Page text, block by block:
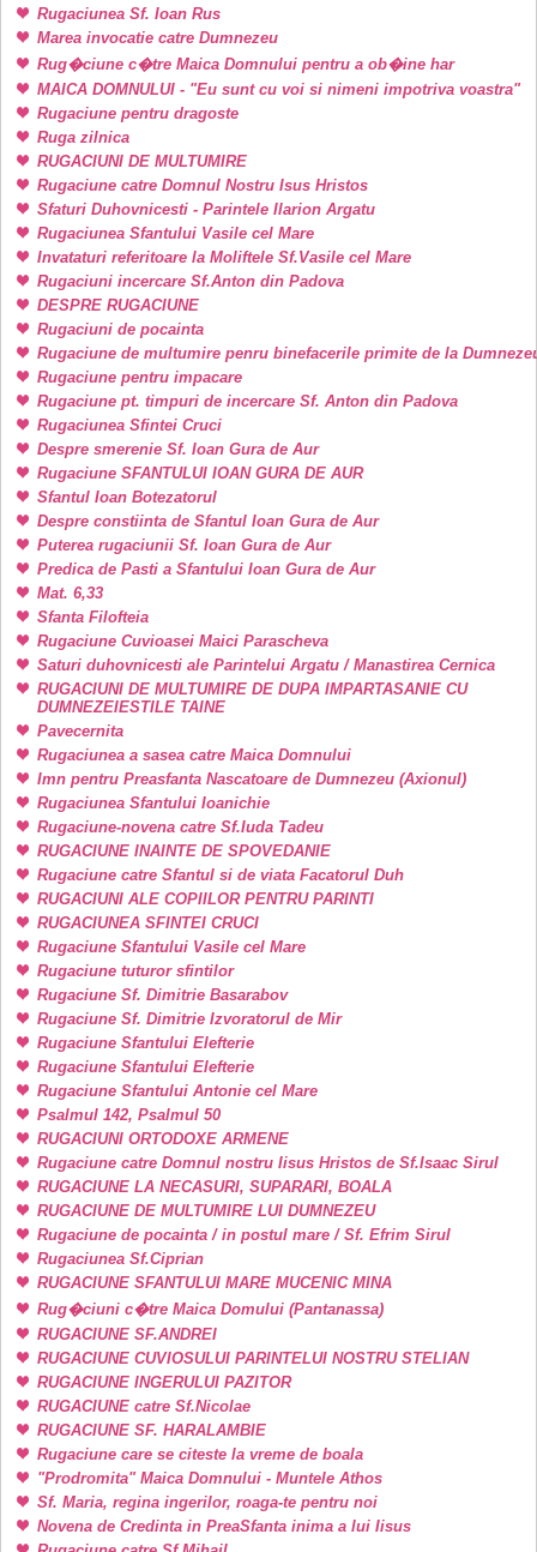
Rugaciunea Sf. Ioan Rus
Marea invocatie catre Dumnezeu
Rug�ciune c�tre Maica Domnului pentru a ob�ine har
MAICA DOMNULUI - "Eu sunt cu voi si nimeni impotriva voastra"
Rugaciune pentru dragoste
Ruga zilnica
RUGACIUNI DE MULTUMIRE
Rugaciune catre Domnul Nostru Isus Hristos
Sfaturi Duhovnicesti - Parintele Ilarion Argatu
Rugaciunea Sfantului Vasile cel Mare
Invataturi referitoare la Moliftele Sf.Vasile cel Mare
Rugaciuni incercare Sf.Anton din Padova
DESPRE RUGACIUNE
Rugaciuni de pocainta
Rugaciune de multumire penru binefacerile primite de la
Rugaciune pentru impacare
Rugaciune pt. timpuri de incercare Sf. Anton din Padova
Rugaciunea Sfintei Cruci
Despre smerenie Sf. Ioan Gura de Aur
Rugaciune SFANTULUI IOAN GURA DE AUR
Sfantul Ioan Botezatorul
Despre constiinta de Sfantul Ioan Gura de Aur
Puterea rugaciunii Sf. Ioan Gura de Aur
Predica de Pasti a Sfantului Ioan Gura de Aur
Mat. 6,33
Sfanta Filofteia
Rugaciune Cuvioasei Maici Parascheva
Saturi duhovnicesti ale Parintelui Argatu / Manastirea Cernica
RUGACIUNI DE MULTUMIRE DE DUPA IMPARTASANIE CU
DUMNEZEIESTILE TAINE
Pavecernita
Rugaciunea a sasea catre Maica Domnului
Imn pentru Preasfanta Nascatoare de Dumnezeu (Axionul)
Rugaciunea Sfantului Ioanichie
Rugaciune-novena catre Sf.Iuda Tadeu
RUGACIUNE INAINTE DE SPOVEDANIE
Rugaciune catre Sfantul si de viata Facatorul Duh
RUGACIUNI ALE COPIILOR PENTRU PARINTI
RUGACIUNEA SFINTEI CRUCI
Rugaciune Sfantului Vasile cel Mare
Rugaciune tuturor sfintilor
Rugaciune Sf. Dimitrie Basarabov
Rugaciune Sf. Dimitrie Izvoratorul de Mir
Rugaciune Sfantului Elefterie
Rugaciune Sfantului Elefterie
Rugaciune Sfantului Antonie cel Mare
Psalmul 142, Psalmul 50
RUGACIUNI ORTODOXE ARMENE
Rugaciune catre Domnul nostru Iisus Hristos de Sf.Isaac Sirul
RUGACIUNE LA NECASURI, SUPARARI, BOALA
RUGACIUNE DE MULTUMIRE LUI DUMNEZEU
Rugaciune de pocainta / in postul mare / Sf. Efrim Sirul
Rugaciunea Sf.Ciprian
RUGACIUNE SFANTULUI MARE MUCENIC MINA
Rug�ciuni c�tre Maica Domului (Pantanassa)
RUGACIUNE SF.ANDREI
RUGACIUNE CUVIOSULUI PARINTELUI NOSTRU STELIAN
RUGACIUNE INGERULUI PAZITOR
RUGACIUNE catre Sf.Nicolae
RUGACIUNE SF. HARALAMBIE
Rugaciune care se citeste la vreme de boala
"Prodromita" Maica Domnului - Muntele Athos
Sf. Maria, regina ingerilor, roaga-te pentru noi
Novena de Credinta in PreaSfanta inima a lui Iisus